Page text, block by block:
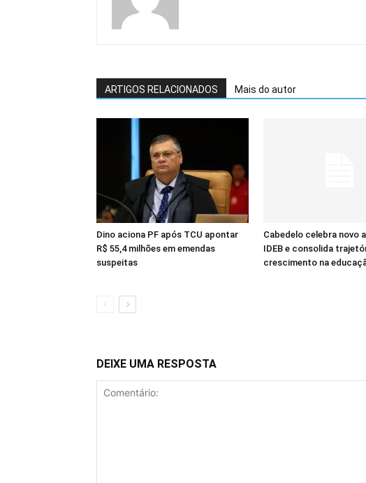
ARTIGOS RELACIONADOS Mais do autor
Dino aciona PF após TCU apontar
R$ 55,4 milhões em emendas
suspeitas
Cabedelo celebra novo
IDEB e consolida
crescimento na
DEIXE UMA RESPOSTA